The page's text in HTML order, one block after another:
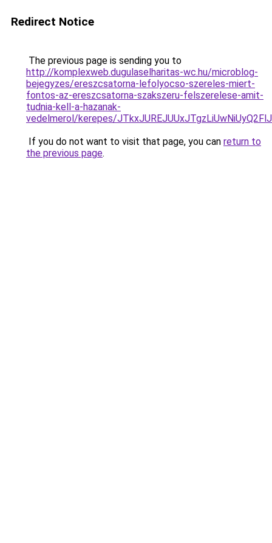
Redirect Notice
The previous page is sending you to
http://komplexweb.dugulaselharitas-wc.hu/microblog-
bejegyzes/ereszcsatorna-lefolyocso-szereles-miert-
fontos-az-ereszcsatorna-szakszeru-felszerelese-amit-
tudnia-kell-a-hazanak-
vedelmerol/kerepes/
If you do not want to visit that page, you can return to
the previous page.